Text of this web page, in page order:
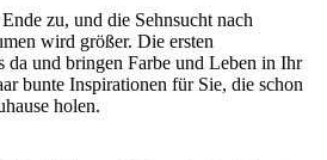
zu, und die Sehnsucht nach
wird größer. Die ersten
da und bringen Farbe und Leben in Ihr
bunte Inspirationen für Sie, die schon
holen.